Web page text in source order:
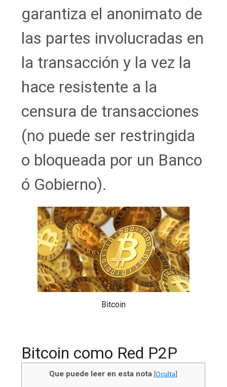
garantiza el anonimato de
las partes involucradas en
la transacción y la vez la
hace resistente a la
censura de transacciones
(no puede ser restringida
o bloqueada por un Banco
ó Gobierno).
Bitcoin
Bitcoin como Red P2P
Que puede leer en esta nota [Oculta]